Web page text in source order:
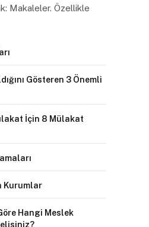
Makaleler. Özellikle
Gösteren 3 Önemli
İçin 8 Mülakat
Kurumlar
Hangi Meslek